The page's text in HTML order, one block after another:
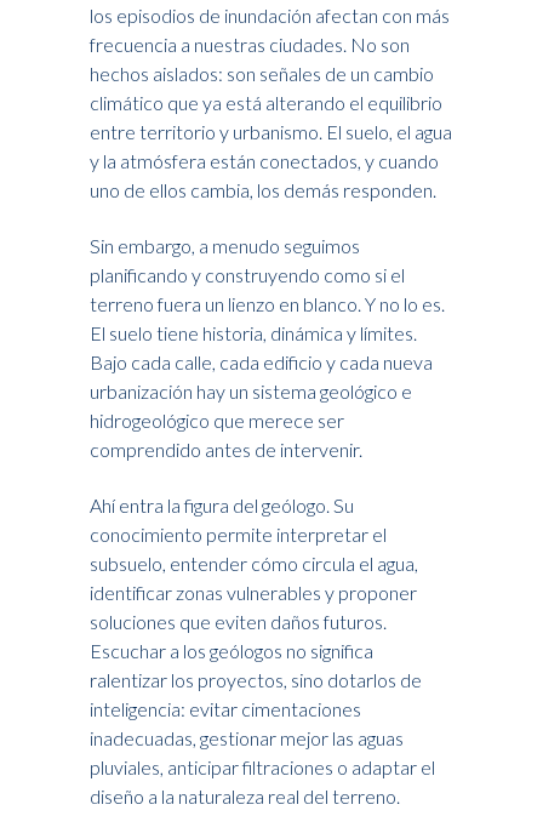
los episodios de inundación afectan con más
frecuencia a nuestras ciudades. No son
hechos aislados: son señales de un cambio
climático que ya está alterando el equilibrio
entre territorio y urbanismo. El suelo, el agua
y la atmósfera están conectados, y cuando
uno de ellos cambia, los demás responden.
Sin embargo, a menudo seguimos
planificando y construyendo como si el
terreno fuera un lienzo en blanco. Y no lo es.
El suelo tiene historia, dinámica y límites.
Bajo cada calle, cada edificio y cada nueva
urbanización hay un sistema geológico e
hidrogeológico que merece ser
comprendido antes de intervenir.
Ahí entra la figura del geólogo. Su
conocimiento permite interpretar el
subsuelo, entender cómo circula el agua,
identificar zonas vulnerables y proponer
soluciones que eviten daños futuros.
Escuchar a los geólogos no significa
ralentizar los proyectos, sino dotarlos de
inteligencia: evitar cimentaciones
inadecuadas, gestionar mejor las aguas
pluviales, anticipar filtraciones o adaptar el
diseño a la naturaleza real del terreno.